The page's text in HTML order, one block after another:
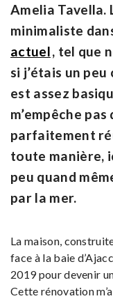
Amelia Tavella.
minimaliste
actuel, tel que
si j’étais un
est assez
m’empêche
parfaitement
toute manière,
peu quand
par la mer.
La maison,
face à la baie
2019 pour devenir
Cette rénovation